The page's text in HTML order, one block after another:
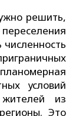
решить,
условий
из
Это